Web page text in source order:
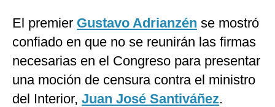
Internacional
Tecnología
El premier Gustavo Adrianzén se mostró
confiado en que no se reunirán las firmas
necesarias en el Congreso para presentar
una moción de censura contra el ministro
del Interior, Juan José Santiváñez.